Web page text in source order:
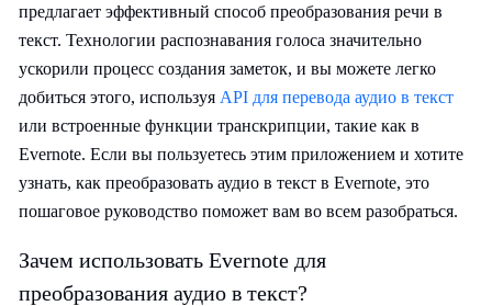
предлагает эффективный способ преобразования речи в
текст. Технологии распознавания голоса значительно
ускорили процесс создания заметок, и вы можете легко
добиться этого, используя API для перевода аудио в текст
или встроенные функции транскрипции, такие как в
Evernote. Если вы пользуетесь этим приложением и хотите
узнать, как преобразовать аудио в текст в Evernote, это
пошаговое руководство поможет вам во всем разобраться.
Зачем использовать Evernote для
преобразования аудио в текст?